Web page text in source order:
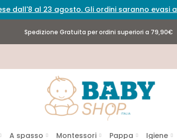
dall'8 al 23 agosto. Gli ordini saranno evasi
Spedizione Gratuita per ordini superiori a 79,90€
A spasso Montessori Pappa Igiene